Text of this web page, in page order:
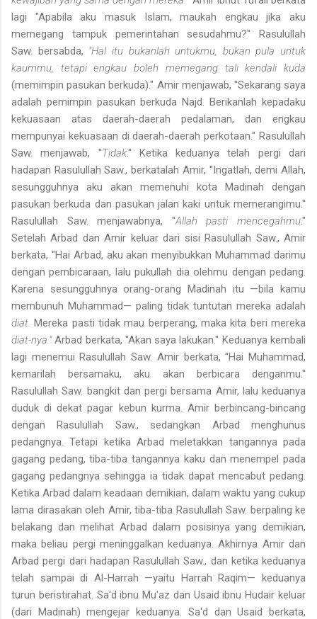
lagi "Apabila aku masuk Islam, maukah engkau jika aku
memegang tampuk pemerintahan sesudahmu?" Rasulullah
Saw. bersabda, "Hal itu bukanlah untukmu, bukan pula untuk
kaummu, tetapi engkau boleh memegang tali kendali kuda
(memimpin pasukan berkuda)." Amir menjawab, "Sekarang saya
adalah pemimpin pasukan berkuda Najd. Berikanlah kepadaku
kekuasaan atas daerah-daerah pe­dalaman, dan engkau
mempunyai kekuasaan di daerah-daerah perkotaan." Rasulullah
Saw. menjawab, "Tidak." Ketika keduanya telah pergi dari
hadapan Rasulullah Saw., berkatalah Amir, "Ingatlah, demi Allah,
sesungguhnya aku akan memenuhi kota Madinah dengan
pasukan berkuda dan pasukan jalan kaki untuk memerangimu."
Rasulullah Saw. menjawabnya, "Allah pasti mencegahmu."
Setelah Arbad dan Amir keluar dari sisi Rasulullah Saw., Amir
berkata, "Hai Arbad, aku akan menyibukkan Muhammad darimu
dengan pembicaraan, lalu pukullah dia olehmu dengan pedang.
Karena sesungguhnya orang-orang Madinah itu —bila kamu
membunuh Muhammad— paling tidak tuntutan mereka adalah
diat.Mereka pasti tidak mau berperang, maka kita beri mereka
diat-nya."Arbad berkata, "Akan saya lakukan." Keduanya kembali
lagi menemui Rasulullah Saw. Amir berkata, "Hai Muhammad,
kemarilah bersamaku, aku akan berbicara denganmu."
Rasulullah Saw. bangkit dan pergi bersama Amir, lalu keduanya
duduk di dekat pagar kebun kurma. Amir berbincang-bincang
dengan Rasulullah Saw., sedangkan Arbad menghunus
pedangnya. Tetapi ketika Arbad meletakkan tangannya pada
gagang pedang, tiba-tiba tangannya kaku dan menempel pada
gagang pedangnya sehingga ia tidak dapat mencabut pedang.
Ketika Arbad dalam keadaan demikian, dalam waktu yang cukup
lama dirasakan oleh Amir, tiba-tiba Rasulullah Saw. berpaling ke
belakang dan melihat Arbad dalam posisinya yang demikian,
maka beliau pergi meninggalkan keduanya. Akhirnya Amir dan
Arbad pergi dari hadapan Rasulullah Saw., dan ketika keduanya
telah sampai di Al-Harrah —yaitu Harrah Raqim— keduanya
turun beristirahat. Sa'd ibnu Mu'az dan Usaid ibnu Hudair keluar
(dari Madinah) mengejar keduanya. Sa'd dan Usaid berkata,